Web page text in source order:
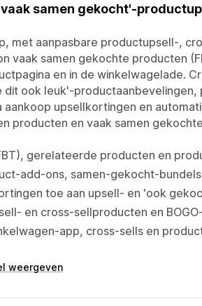
samen gekocht'-
met aanpasbare productupsell-,
vaak samen gekochte producten
en in de winkelwagelade.
ook leuk'-productaanbevelingen,
upsellkortingen en
producten en vaak samen gekochte
gerelateerde producten en
add-ons, samen-gekocht-bundels
toe aan upsell- en 'ook
en cross-sellproducten en
app, cross-sells en
weergeven